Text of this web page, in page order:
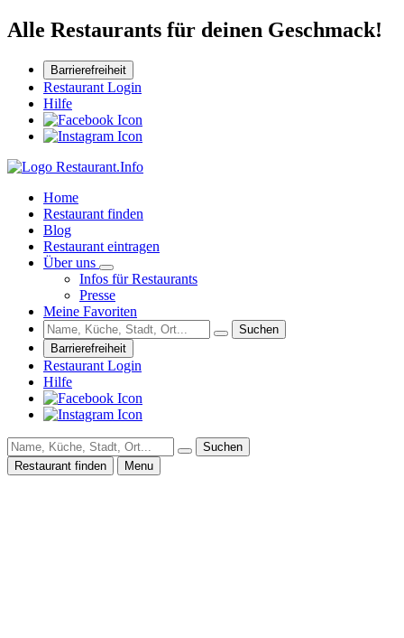
Alle Restaurants für deinen Geschmack!
Barrierefreiheit
Restaurant Login
Hilfe
Home
Restaurant finden
Blog
Restaurant eintragen
Über uns
Infos für Restaurants
Presse
Meine Favoriten
Suchen
Barrierefreiheit
Restaurant Login
Hilfe
Suchen
Restaurant finden
Menu